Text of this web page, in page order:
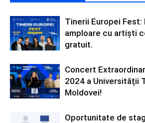
Tinerii Europei Fest:
amploare cu artiști
gratuit.
Concert
2024 a Universității
Moldovei!
Oportunitate de